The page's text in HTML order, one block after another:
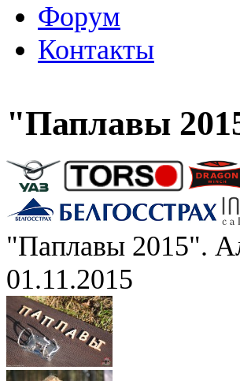
Форум
Контакты
"Паплавы
"Паплавы 2015".
01.11.2015